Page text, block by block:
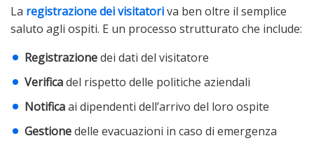
La registrazione dei visitatoriva ben oltre il semplice
saluto agli ospiti. E un processo strutturato che include:
Registrazionedei dati del visitatore
Verificadel rispetto delle politiche aziendali
Notificaai dipendenti dell’arrivo del loro ospite
Gestionedelle evacuazioni in caso di emergenza